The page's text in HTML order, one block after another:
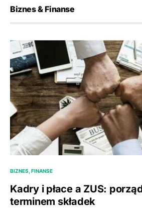
Biznes & Finanse
BIZNES, FINANSE
Kadry i płace a ZUS:
terminem składek